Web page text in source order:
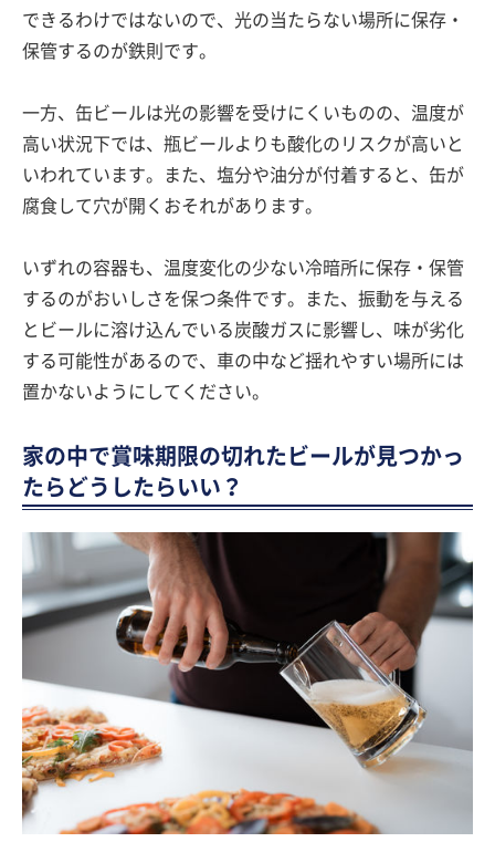
できるわけではないので、光の当たらない場所に保存・
保管するのが鉄則です。
一方、缶ビールは光の影響を受けにくいものの、温度が
高い状況下では、瓶ビールよりも酸化のリスクが高いと
いわれています。また、塩分や油分が付着すると、缶が
腐食して穴が開くおそれがあります。
いずれの容器も、温度変化の少ない冷暗所に保存・保管
するのがおいしさを保つ条件です。また、振動を与える
とビールに溶け込んでいる炭酸ガスに影響し、味が劣化
する可能性があるので、車の中など揺れやすい場所には
置かないようにしてください。
家の中で賞味期限の切れたビールが見つかっ
たらどうしたらいい？